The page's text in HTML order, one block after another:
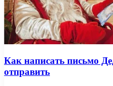
Как написать письмо
отправить